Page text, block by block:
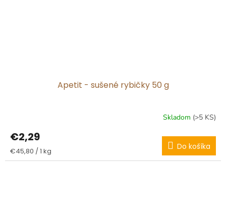
Apetit - sušené rybičky 50 g
Skladom (>5 KS)
€2,29
Jednotková
cena:
€45,80 / 1 kg Do košíka